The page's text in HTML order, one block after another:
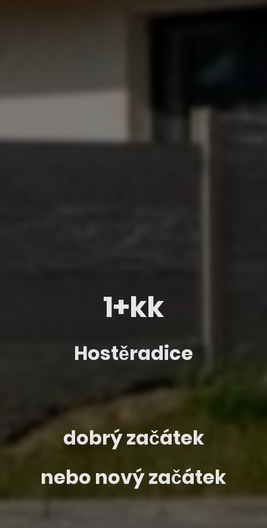
1+kk
Hostěradice
dobrý začátek
nebo nový začátek